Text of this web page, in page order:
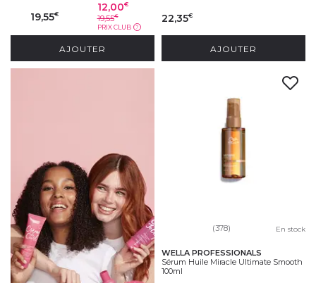
19,55€
12,00€
19,55€
PRIX CLUB ?
AJOUTER
22,35€
AJOUTER
(378) En stock
WELLA PROFESSIONALS
Sérum Huile Miracle Ultimate Smooth
100ml